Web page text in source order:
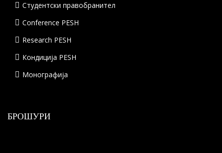
Студентски правобранител
Conference PESH
Research PESH
Кондиција PESH
Монографија
БРОШУРИ